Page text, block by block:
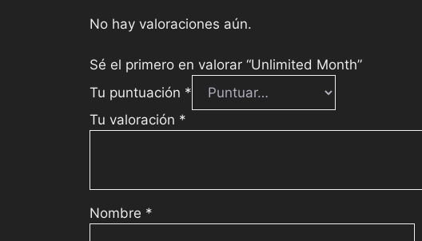
No hay valoraciones aún.
Sé el primero en valorar “Unlimited Month”
Tu puntuación *
Tu valoración *
Nombre *